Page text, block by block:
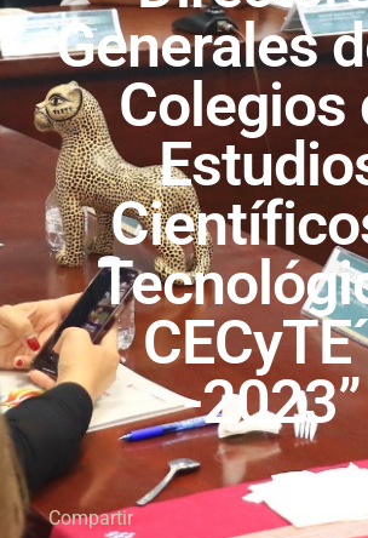
Generales
Colegios
-2023”
Compartir